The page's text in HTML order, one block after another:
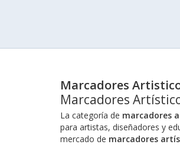
Marcadores
Marcadores
La categoría de marcadores
para artistas, diseñadores y
mercado de marcadores